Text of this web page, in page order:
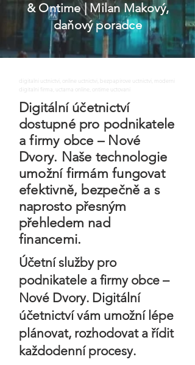
& Ontime| Milan Makový,
daňový poradce
digitalni uctnictvi, online uctnictvi, bezpapirove uctnictvi, moderni
digitalni firma, uctarna online, ontime uctovani
Digitální účetnictví
dostupné pro podnikatele
a firmy obce – Nové
Dvory. Naše technologie
umožní firmám fungovat
efektivně, bezpečně a s
naprosto přesným
přehledem nad
financemi.
Účetní služby pro
podnikatele a firmy obce –
Nové Dvory. Digitální
účetnictví vám umožní lépe
plánovat, rozhodovat a řídit
každodenní procesy.